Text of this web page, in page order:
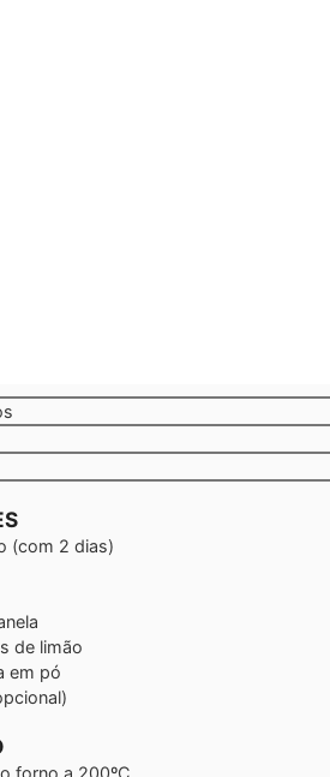
(com 2 dias)
de limão
em pó